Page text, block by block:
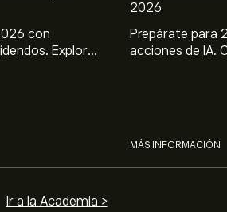
con
Explora
2026
Prepárate para
acciones de IA.
MÁS INFORMACIÓN
Ir a la Academia >